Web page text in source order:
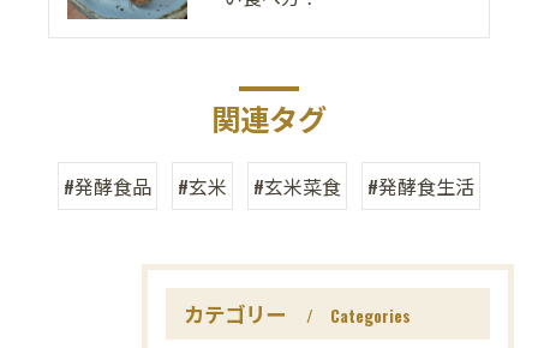
関連タグ
#発酵食品 #玄米 #玄米菜食 #発酵食生活
カテゴリー Categories